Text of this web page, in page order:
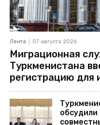
Лента 07 августа 2026
Миграционная
Туркменистана
регистрацию для